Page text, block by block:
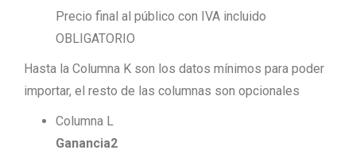
Precio final al público con IVA incluido
OBLIGATORIO
Hasta la Columna K son los datos mínimos para poder
importar, el resto de las columnas son opcionales
Columna L
Ganancia2